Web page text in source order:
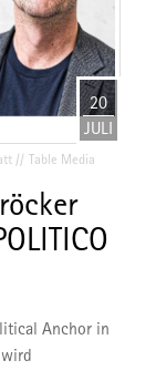
20
JULI
Table Media
Anchor in